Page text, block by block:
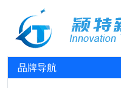
品牌导航